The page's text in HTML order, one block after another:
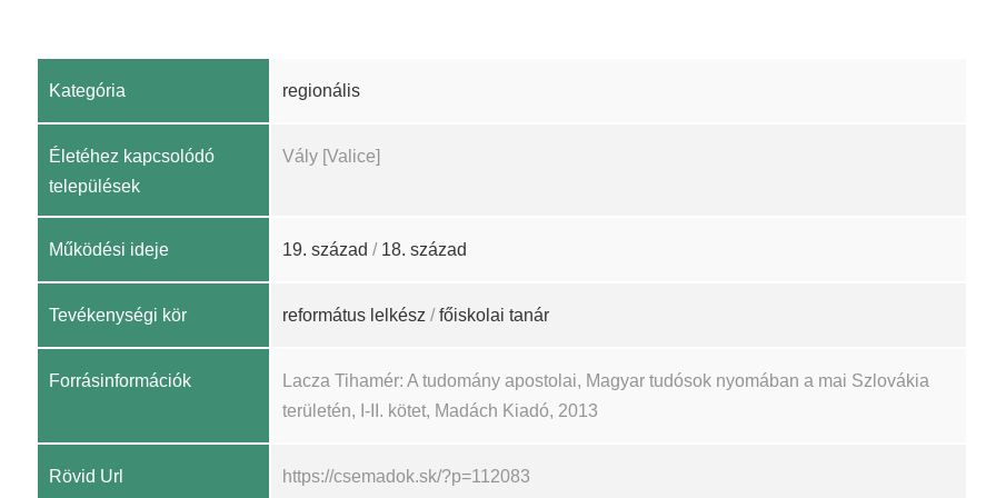
Kategória regionális
Életéhez kapcsolódó
települések
Vály [Valice]
Működési ideje 19. század / 18. század
Tevékenységi kör református lelkész /főiskolai tanár
Forrásinformációk
Lacza Tihamér: A tudomány apostolai, Magyar tudósok nyomában a mai Szlovákia
területén, I-II. kötet, Madách Kiadó, 2013
Rövid Url https://csemadok.sk/?p=112083